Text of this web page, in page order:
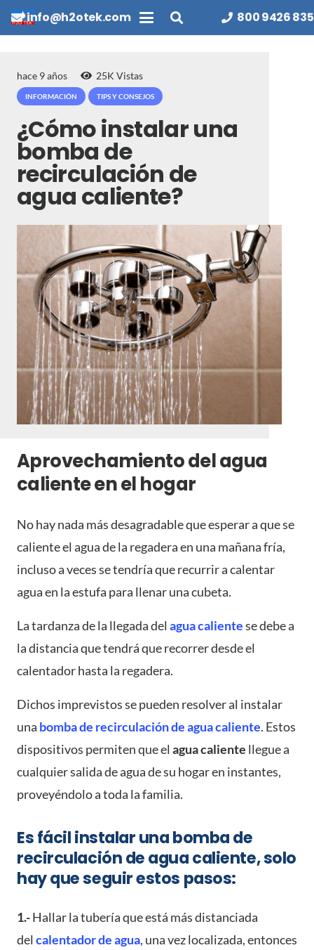
info@h2otek.com 800 9426 835
hace 9 años 25K Vistas
INFORMACIÓN TIPS Y CONSEJOS
¿Cómo instalar una
bomba de
recirculación de
agua caliente?
Aprovechamiento del agua
caliente en el hogar
No hay nada más desagradable que esperar a que se
caliente el agua de la regadera en una mañana fría,
incluso a veces se tendría que recurrir a calentar
agua en la estufa para llenar una cubeta.
La tardanza de la llegada del agua calientese debe a
la distancia que tendrá que recorrer desde el
calentador hasta la regadera.
Dichos imprevistos se pueden resolver al instalar
una bomba de recirculación de agua caliente. Estos
dispositivos permiten que el agua caliente llegue a
cualquier salida de agua de su hogar en instantes,
proveyéndolo a toda la familia.
Es fácil instalar una bomba de
recirculación de agua caliente, solo
hay que seguir estos pasos:
1.-Hallar la tubería que está más distanciada
del calentador de agua, una vez localizada, entonces